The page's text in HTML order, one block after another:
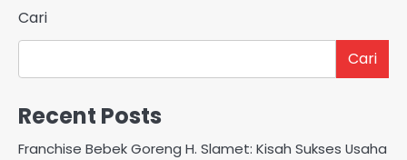
Cari
Cari
Recent Posts
Franchise Bebek Goreng H. Slamet: Kisah Sukses Usaha